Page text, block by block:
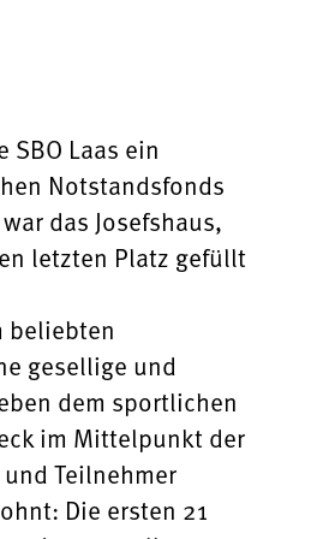
Laas ein
Notstandsfonds
das Josefshaus,
letzten Platz gefüllt
beliebten
gesellige und
dem sportlichen
im Mittelpunkt der
Teilnehmer
Die ersten 21